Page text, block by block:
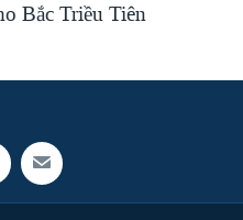
Bắc Triều Tiên